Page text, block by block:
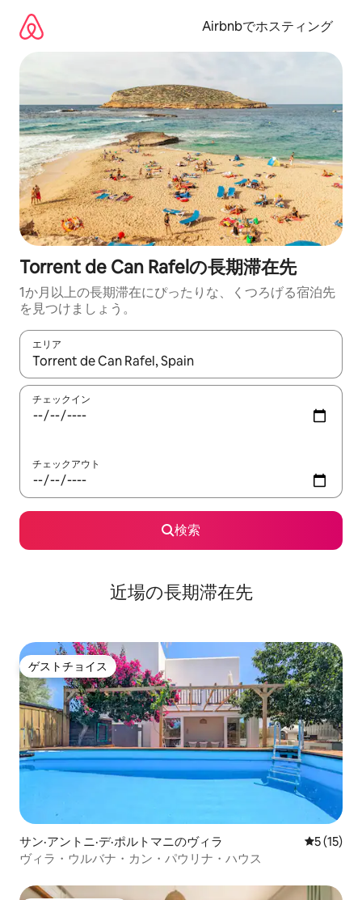
Airbnbでホスティング
Torrent de Can Rafelの長期滞在先
1か月以上の長期滞在にぴったりな、くつろげる宿泊先
を見つけましょう。
エリア
検索結果が表示されたら、上下の矢印キーを使って移動するか
チェックイン
チェックアウト
検索
近場の長期滞在先
ゲストチョイス
ゲストチョイス
サン·アントニ·デ·ポルトマニのヴィラ レビュー
5 (15)
ヴィラ・ウルバナ・カン・パウリナ・ハウス